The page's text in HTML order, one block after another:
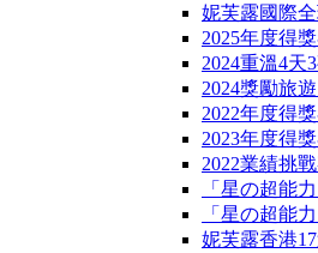
妮芙露國際
2025年度得
2024重溫4天
2024獎勵旅
2022年度得
2023年度得
2022業績挑
「星の超能
「星の超能
妮芙露香港